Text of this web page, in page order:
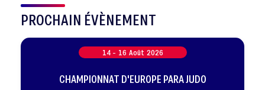
PROCHAIN ÉVÈNEMENT
14 - 16 Août 2026
CHAMPIONNAT D'EUROPE PARA JUDO